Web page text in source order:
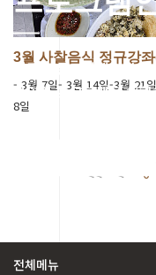
세종 전통문화체험관의
다양한 프로그램을 체
3월 사찰음식 정규강
- 3월 7일- 3월 14일-3월 21
8일
6
전체메뉴